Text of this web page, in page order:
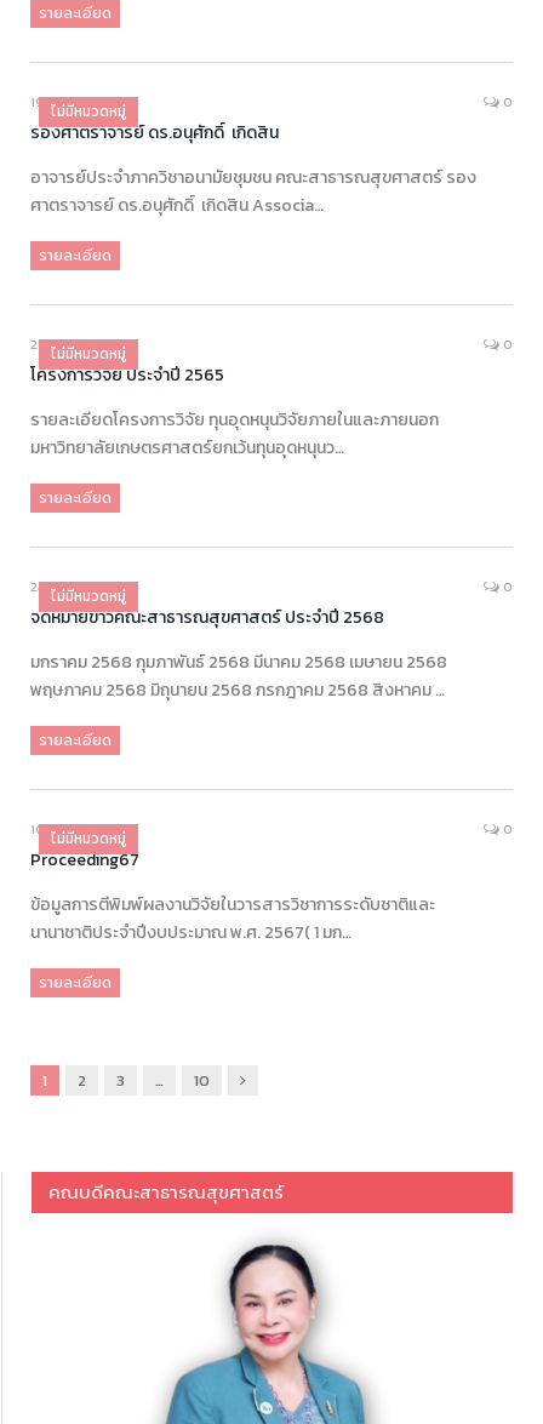
รายละเอียด
ไม่มีหมวดหมู่
19/08/2025 0
รองศาตราจารย์ ดร.อนุศักดิ์ เกิดสิน
อาจารย์ประจำภาควิชาอนามัยชุมชน คณะสาธารณสุขศาสตร์ รอง
ศาตราจารย์ ดร.อนุศักดิ์ เกิดสิน Associa…
รายละเอียด
ไม่มีหมวดหมู่
21/04/2025 0
โครงการวิจัย ประจำปี 2565
รายละเอียดโครงการวิจัย ทุนอุดหนุนวิจัยภายในและภายนอก
มหาวิทยาลัยเกษตรศาสตร์‎ยกเว้นทุนอุดหนุนว…
รายละเอียด
ไม่มีหมวดหมู่
24/03/2025 0
จดหมายข่าวคณะสาธารณสุขศาสตร์ ประจำปี 2568
มกราคม 2568 กุมภาพันธ์ 2568 มีนาคม 2568 เมษายน 2568
พฤษภาคม 2568 มิถุนายน 2568 กรกฎาคม 2568 สิงหาคม …
รายละเอียด
ไม่มีหมวดหมู่
10/07/2024 0
Proceeding67
ข้อมูลการตีพิมพ์ผลงานวิจัยในวารสารวิชาการระดับชาติและ
นานาชาติ‎ประจำปีงบประมาณ พ‎.‎ศ‎. ‎2567‎( ‎1 ‎มก…
รายละเอียด
1 2 3 … 10
ถัด
คณบดีคณะสาธารณสุขศาสตร์